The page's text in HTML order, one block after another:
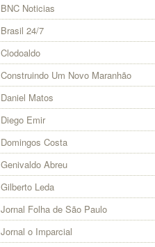
BNC Noticias
Brasil 24/7
Clodoaldo
Construindo Um Novo Maranhão
Daniel Matos
Diego Emir
Domingos Costa
Genivaldo Abreu
Gilberto Leda
Jornal Folha de São Paulo
Jornal o Imparcial